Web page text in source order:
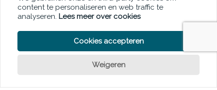
Adverteren
Contact
content te personaliseren en web traffic te
analyseren. Lees meer over cookies
Cookies accepteren
Weigeren